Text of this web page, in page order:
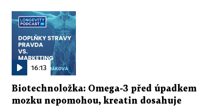
16:13
Biotechnoložka: Omega-3 před úpadkem
mozku nepomohou, kreatin dosahuje